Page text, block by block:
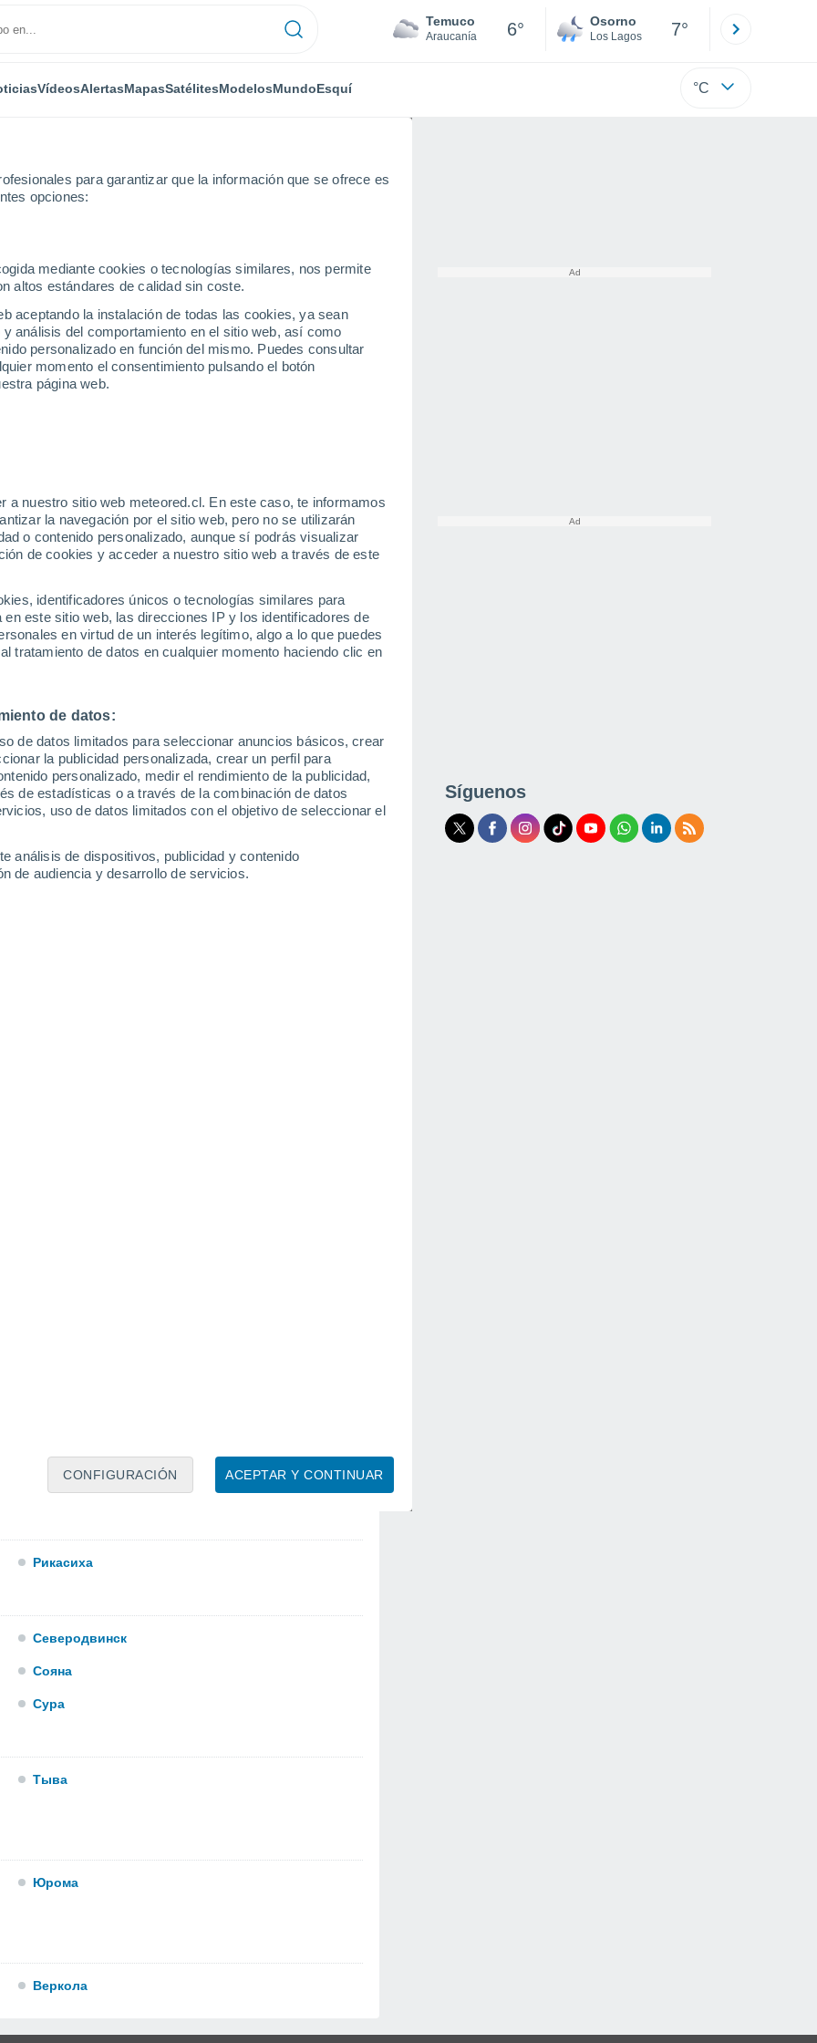
para garantizar que la información que se ofrece es
opciones:
mediante cookies o tecnologías similares, nos permite
altos estándares de calidad sin coste.
aceptando la instalación de todas las cookies, ya sean
análisis del comportamiento en el sitio web, así como
personalizado en función del mismo. Puedes consultar
momento el consentimiento pulsando el botón
página web.
a nuestro sitio web meteored.cl. En este caso, te informamos
la navegación por el sitio web, pero no se utilizarán
o contenido personalizado, aunque sí podrás visualizar
de cookies y acceder a nuestro sitio web a través de este
identificadores únicos o tecnologías similares para
este sitio web, las direcciones IP y los identificadores de
en virtud de un interés legítimo, algo a lo que puedes
tratamiento de datos en cualquier momento haciendo clic en
de datos:
de datos limitados para seleccionar anuncios básicos, crear
la publicidad personalizada, crear un perfil para
personalizado, medir el rendimiento de la publicidad,
de estadísticas o a través de la combinación de datos
uso de datos limitados con el objetivo de seleccionar el
análisis de dispositivos, publicidad y contenido
de audiencia y desarrollo de servicios.
ACEPTAR Y CONTINUAR
CONFIGURACIÓN
Temuco
Araucanía 6° Osorno
Los Lagos 7°
VídeosAlertasMapasSatélitesModelosMundoEsquí °C
del Óblast de
Архангельск
Фоминский
Пурнема
Рикасиха
Северодвинск
Сояна
Сура
Тыва
Юрома
Веркола
Síguenos